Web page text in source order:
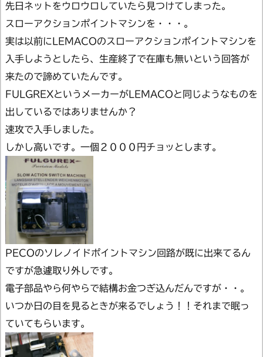
先日ネットをウロウロしていたら見つけてしまった。
スローアクションポイントマシンを・・・。
実は以前にLEMACOのスローアクションポイントマシンを
入手しようとしたら、生産終了で在庫も無いという回答が
来たので諦めていたんです。
FULGREXというメーカーがLEMACOと同じようなものを
出しているではありませんか？
速攻で入手しました。
しかし高いです。一個２０００円チョッとします。
PECOのソレノイドポイントマシン回路が既に出来てるん
ですが急遽取り外しです。
電子部品やら何やらで結構お金つぎ込んだんですが・・。
いつか日の目を見るときが来るでしょう！！それまで眠っ
ていてもらいます。